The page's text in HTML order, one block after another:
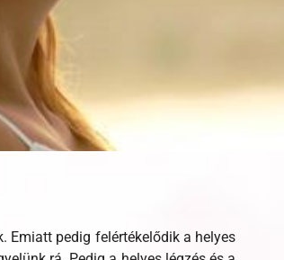
Emiatt pedig felértékelődik a helyes